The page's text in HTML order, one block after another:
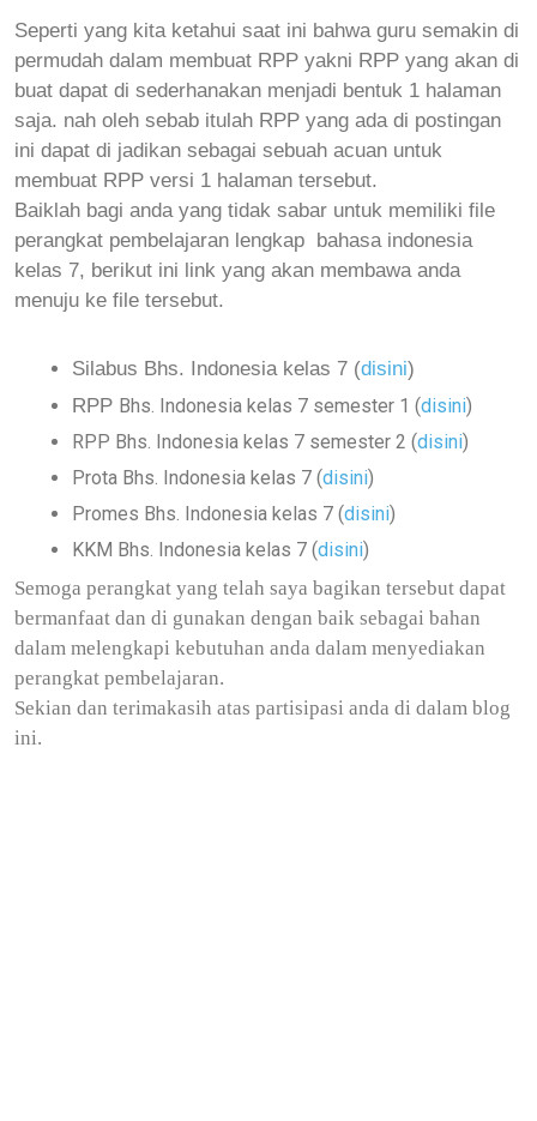
Seperti yang kita ketahui saat ini bahwa guru semakin di
permudah dalam membuat RPP yakni RPP yang akan di
buat dapat di sederhanakan menjadi bentuk 1 halaman
saja. nah oleh sebab itulah RPP yang ada di postingan
ini dapat di jadikan sebagai sebuah acuan untuk
membuat RPP versi 1 halaman tersebut.
Baiklah bagi anda yang tidak sabar untuk memiliki file
perangkat pembelajaran lengkap bahasa indonesia
kelas 7, berikut ini link yang akan membawa anda
menuju ke file tersebut.
Silabus Bhs. Indonesia kelas 7 (disini)
RPP Bhs. Indonesia kelas 7 semester 1 (disini)
RPP Bhs. Indonesia kelas 7 semester 2 (disini)
Prota Bhs. Indonesia kelas 7 (disini)
Promes Bhs. Indonesia kelas 7 (disini)
KKM Bhs. Indonesia kelas 7 (disini)
Semoga perangkat yang telah saya bagikan tersebut dapat
bermanfaat dan di gunakan dengan baik sebagai bahan
dalam melengkapi kebutuhan anda dalam menyediakan
perangkat pembelajaran.
Sekian dan terimakasih atas partisipasi anda di dalam blog
ini.